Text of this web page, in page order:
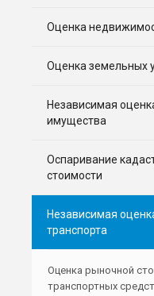
Оценка
Оценка земельных
Независимая
имущества
Оспаривание
стоимости
Независимая
транспорта
Оценка рыночной
транспортных